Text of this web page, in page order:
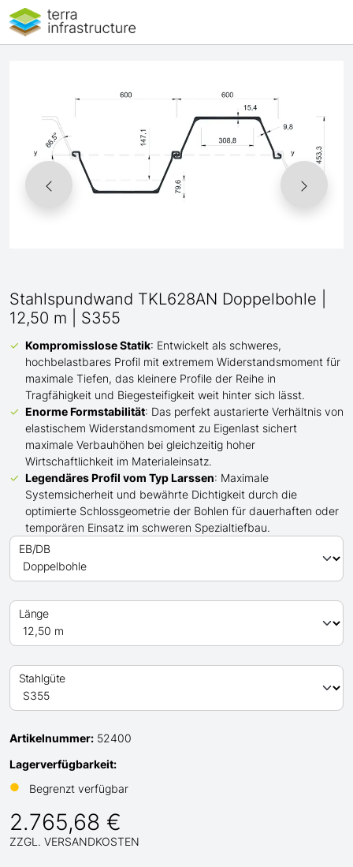
Stahlspundwand TKL628AN Doppelbohle |
12,50 m | S355
Kompromisslose Statik: Entwickelt als schweres,
hochbelastbares Profil mit extremem Widerstandsmoment für
maximale Tiefen, das kleinere Profile der Reihe in
Tragfähigkeit und Biegesteifigkeit weit hinter sich lässt.
Enorme Formstabilität: Das perfekt austarierte Verhältnis von
elastischem Widerstandsmoment zu Eigenlast sichert
maximale Verbauhöhen bei gleichzeitig hoher
Wirtschaftlichkeit im Materialeinsatz.
Legendäres Profil vom Typ Larssen: Maximale
Systemsicherheit und bewährte Dichtigkeit durch die
optimierte Schlossgeometrie der Bohlen für dauerhaften oder
temporären Einsatz im schweren Spezialtiefbau.
EB/DB
Länge
Stahlgüte
Artikelnummer: 52400
Lagerverfügbarkeit:
●
Begrenzt verfügbar
2.765,68 €
ZZGL. VERSANDKOSTEN